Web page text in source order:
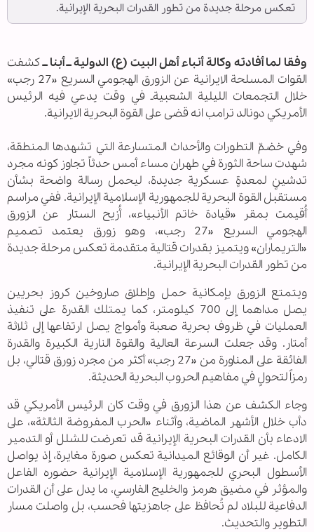
تعكس مرحلة جديدة من تطور القدرات البحرية الإيرانية.
وفقا لما أفادته وكالة أنباء أهل البيت (ع) الدولية ــ أبنا ــكشفت
القوات المسلحة الايرانية عن الزورق الهجومي السريع «27 رجب»
خلال التجمعات الليلية الشعبيةـ في وقت يدعي فيه الرئيس
الأمريكي دونالد ترامب انه قضى على القوة البحرية الايرانية.
وفي خضمّ التطورات والأحداث المتسارعة التي تشهدها المنطقة،
شهدت ساحة الثورة في طهران مساء أمس حدثاً تجاوز كونه مجرد
تدشينٍ لمعدةٍ عسكرية جديدة، ليحمل رسالة واضحة بشأن
مستقبل القوة البحرية للجمهورية الإسلامية الإيرانية. ففي مراسم
أُقيمت بمقر «قيادة خاتم الأنبياء»، أُزيح الستار عن الزورق
الهجومي السريع «27 رجب»، وهو زورق يعتمد تصميم
«التريماران» ويتميز بقدرات قتالية متقدمة تعكس مرحلة جديدة
من تطور القدرات البحرية الإيرانية.
ويتمتع الزورق بإمكانية حمل وإطلاق صاروخين كروز بحريين
يصل مداهما إلى 700 كيلومتر، كما يمتلك القدرة على تنفيذ
العمليات في ظروف بحرية صعبة وأمواج يصل ارتفاعها إلى ثلاثة
أمتار. وقد جعلت السرعة العالية والقوة النارية الكبيرة والقدرة
الفائقة على المناورة من «27 رجب» أكثر من مجرد زورق قتالي، بل
رمزاً لتحولٍ في مفاهيم الحروب البحرية الحديثة.
وجاء الكشف عن هذا الزورق في وقت كان الرئيس الأمريكي قد
دأب خلال الأشهر الماضية، وأثناء «الحرب المفروضة الثالثة»، على
الادعاء بأن القدرات البحرية الإيرانية قد تعرضت للشلل أو التدمير
الكامل. غير أن الوقائع الميدانية تعكس صورة مغايرة، إذ يواصل
الأسطول البحري للجمهورية الإسلامية الإيرانية حضوره الفاعل
والمؤثر في مضيق هرمز والخليج الفارسي، ما يدل على أن القدرات
الدفاعية للبلاد لم تُحافظ على جاهزيتها فحسب، بل واصلت مسار
التطوير والتحديث.